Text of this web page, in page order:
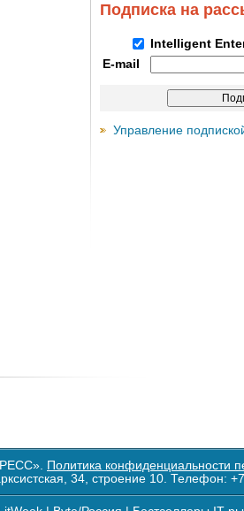
Подписка на
Intelligent
E-mail
Управление
Политика конфиденциальности
34, строение 10. Телефон: